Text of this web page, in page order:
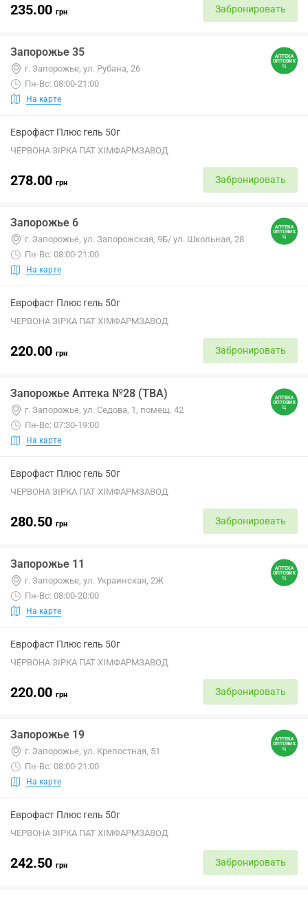
235.00 грн Забронировать
Запорожье 35
г. Запорожье, ул. Рубана, 26
Пн-Вс: 08:00-21:00
На карте
Еврофаст Плюс гель 50г
ЧЕРВОНА ЗІРКА ПАТ ХІМФАРМЗАВОД
278.00 грн Забронировать
Запорожье 6
г. Запорожье, ул. Запорожская, 9Б/ ул. Школьная, 28
Пн-Вс: 08:00-21:00
На карте
Еврофаст Плюс гель 50г
ЧЕРВОНА ЗІРКА ПАТ ХІМФАРМЗАВОД
220.00 грн Забронировать
Запорожье Аптека №28 (ТВА)
г. Запорожье, ул. Седова, 1, помещ. 42
Пн-Вс: 07:30-19:00
На карте
Еврофаст Плюс гель 50г
ЧЕРВОНА ЗІРКА ПАТ ХІМФАРМЗАВОД
280.50 грн Забронировать
Запорожье 11
г. Запорожье, ул. Украинская, 2Ж
Пн-Вс: 08:00-20:00
На карте
Еврофаст Плюс гель 50г
ЧЕРВОНА ЗІРКА ПАТ ХІМФАРМЗАВОД
220.00 грн Забронировать
Запорожье 19
г. Запорожье, ул. Крепостная, 51
Пн-Вс: 08:00-21:00
На карте
Еврофаст Плюс гель 50г
ЧЕРВОНА ЗІРКА ПАТ ХІМФАРМЗАВОД
242.50 грн Забронировать